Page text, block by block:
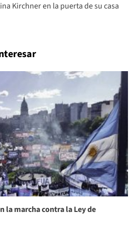
Kirchner en la puerta de su casa
la marcha contra la Ley de